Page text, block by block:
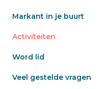
Markant in je buurt
Activiteiten
Word lid
Veel gestelde vragen